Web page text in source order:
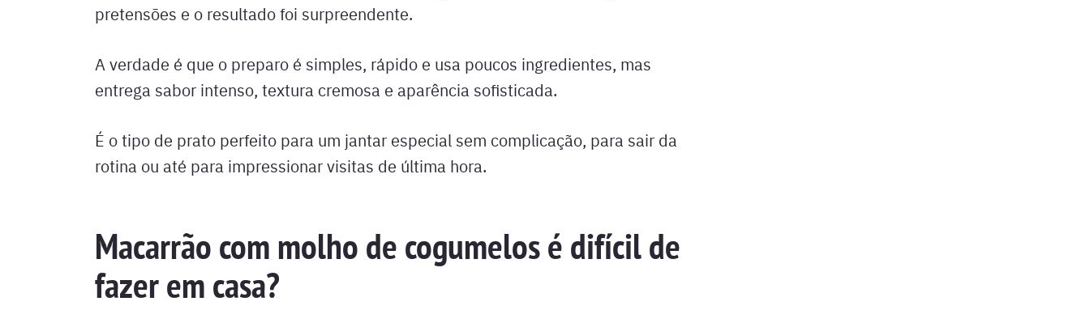
pretensões e o resultado foi surpreendente.
A verdade é que o preparo é simples, rápido e usa poucos ingredientes, mas
entrega sabor intenso, textura cremosa e aparência sofisticada.
É o tipo de prato perfeito para um jantar especial sem complicação, para sair da
rotina ou até para impressionar visitas de última hora.
Macarrão com molho de cogumelos é difícil de
fazer em casa?